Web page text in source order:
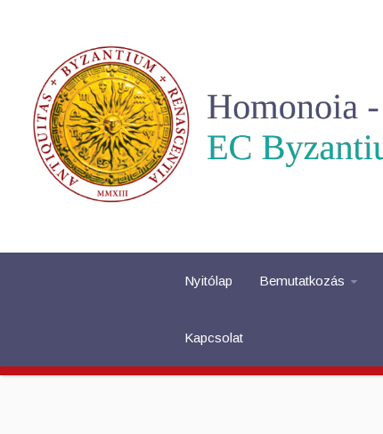
Nyitólap Bemutatkozás
Kapcsolat